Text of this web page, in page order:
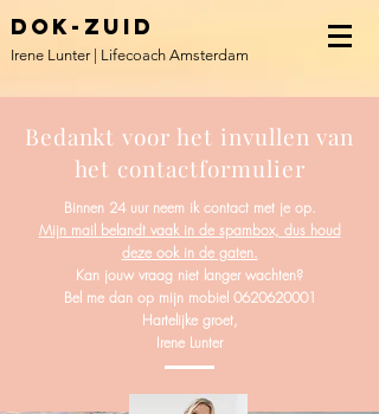
DOK-ZUID
Irene Lunter | Lifecoach Amsterdam
Bedankt voor het invullen van
het contactformulier
Binnen 24 uur neem ik contact met je op.
Mijn mail belandt vaak in de spambox, dus houd
deze ook in de gaten.
Kan jouw vraag niet langer wachten?
Bel me dan op mijn mobiel 0620620001
Hartelijke groet,
Irene Lunter